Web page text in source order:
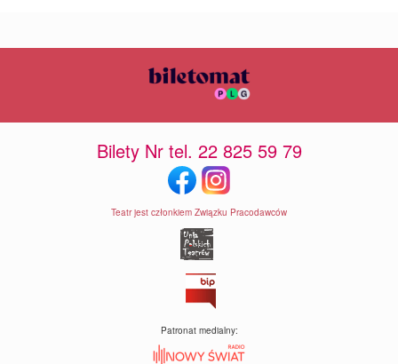
Bilety Nr tel. 22 825 59 79
Teatr jest członkiem Związku Pracodawców
Patronat medialny: